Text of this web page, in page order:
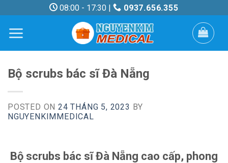
content
08:00 - 17:30 | 0937.656.355
Bộ scrubs bác sĩ Đà Nẵng
POSTED ON24 THÁNG 5, 2023 BY
NGUYENKIMMEDICAL
Bộ scrubs bác sĩ Đà Nẵng cao cấp, phong